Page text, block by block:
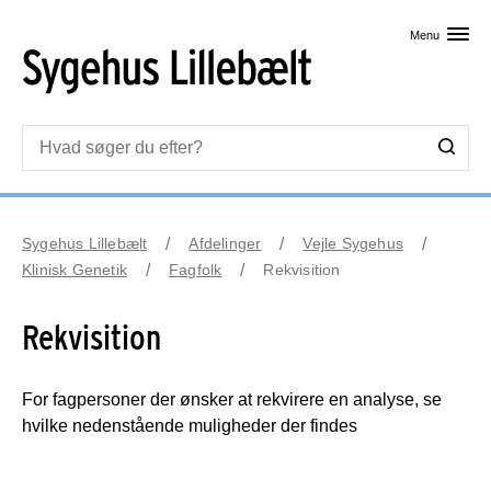
Menu
Sygehus Lillebælt Afdelinger
Vejle Sygehus
Klinisk Genetik
Fagfolk Rekvisition
Rekvisition
For fagpersoner der ønsker at rekvirere en analyse, se
hvilke nedenstående muligheder der findes